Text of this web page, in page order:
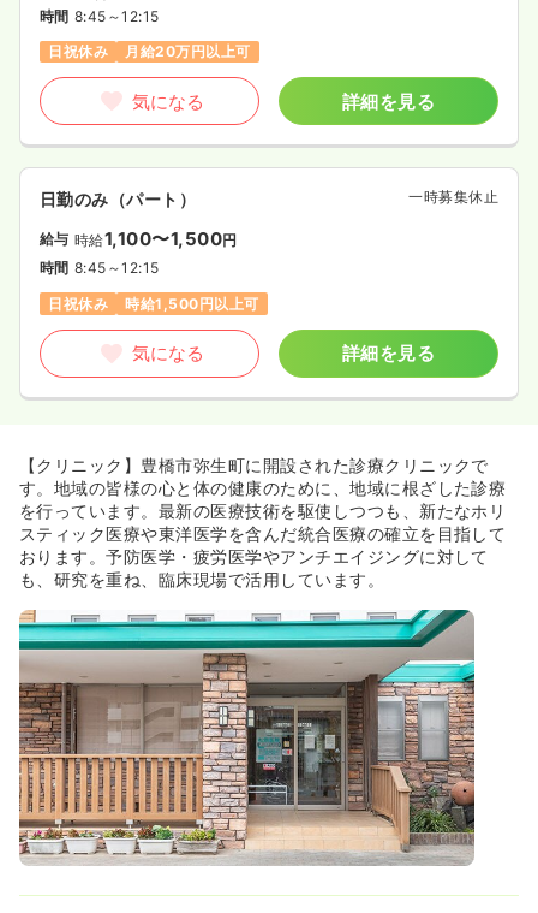
時間 8:45～12:15
日祝休み
月給20万円以上可
気になる 詳細を見る
日勤のみ（パート） 一時募集休止
給与 時給1,100〜1,500円
時間 8:45～12:15
日祝休み
時給1,500円以上可
気になる 詳細を見る
【クリニック】豊橋市弥生町に開設された診療クリニックで
す。地域の皆様の心と体の健康のために、地域に根ざした診療
を行っています。最新の医療技術を駆使しつつも、新たなホリ
スティック医療や東洋医学を含んだ統合医療の確立を目指して
おります。予防医学・疲労医学やアンチエイジングに対して
も、研究を重ね、臨床現場で活用しています。